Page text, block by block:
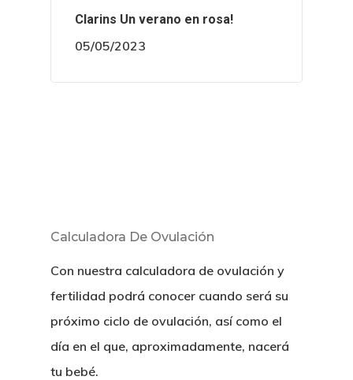
Clarins Un verano en rosa!
05/05/2023
Calculadora De Ovulación
Con nuestra calculadora de ovulación y
fertilidad podrá conocer cuando será su
próximo ciclo de ovulación, así como el
día en el que, aproximadamente, nacerá
tu bebé.